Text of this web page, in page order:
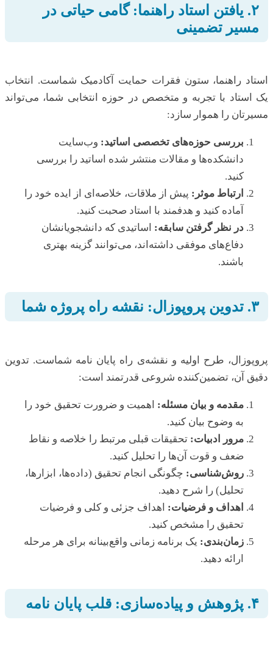
۲. یافتن استاد راهنما: گامی حیاتی در
مسیر تضمینی
استاد راهنما، ستون فقرات حمایت آکادمیک شماست. انتخاب
یک استاد با تجربه و متخصص در حوزه انتخابی شما، می‌تواند
مسیرتان را هموار سازد:
بررسی حوزه‌های تخصصی اساتید: وب‌سایت
دانشکده‌ها و مقالات منتشر شده اساتید را بررسی
کنید.
ارتباط موثر: پیش از ملاقات، خلاصه‌ای از ایده خود را
آماده کنید و هدفمند با استاد صحبت کنید.
در نظر گرفتن سابقه: اساتیدی که دانشجویانشان
دفاع‌های موفقی داشته‌اند، می‌توانند گزینه بهتری
باشند.
۳. تدوین پروپوزال: نقشه راه پروژه شما
پروپوزال، طرح اولیه و نقشه‌ی راه پایان نامه شماست. تدوین
دقیق آن، تضمین‌کننده شروعی قدرتمند است:
مقدمه و بیان مسئله: اهمیت و ضرورت تحقیق خود را
به وضوح بیان کنید.
مرور ادبیات: تحقیقات قبلی مرتبط را خلاصه و نقاط
ضعف و قوت آن‌ها را تحلیل کنید.
روش‌شناسی: چگونگی انجام تحقیق (داده‌ها، ابزارها،
تحلیل) را شرح دهید.
اهداف و فرضیات: اهداف جزئی و کلی و فرضیات
تحقیق را مشخص کنید.
زمان‌بندی: یک برنامه زمانی واقع‌بینانه برای هر مرحله
ارائه دهید.
۴. پژوهش و پیاده‌سازی: قلب پایان نامه